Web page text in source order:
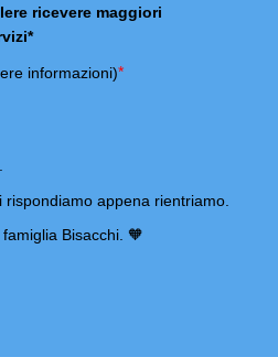
ricevere maggiori
informazioni)*
appena rientriamo.
Bisacchi. 🧡